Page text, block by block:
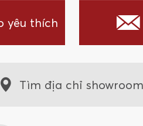
yêu thích
Tìm địa chỉ showroom